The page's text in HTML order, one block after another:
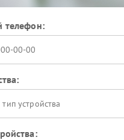
телефон:
устройства